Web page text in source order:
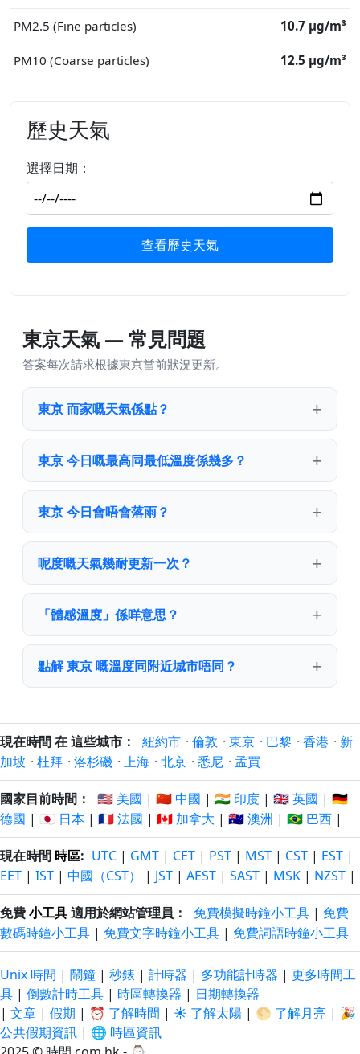
PM2.5 (Fine particles) 10.7 μg/m³
PM10 (Coarse particles) 12.5 μg/m³
歷史天氣
選擇日期：
查看歷史天氣
東京天氣 — 常見問題
答案每次請求根據東京當前狀況更新。
東京 而家嘅天氣係點？
東京 今日嘅最高同最低溫度係幾多？
東京 今日會唔會落雨？
呢度嘅天氣幾耐更新一次？
「體感溫度」係咩意思？
點解 東京 嘅溫度同附近城市唔同？
現在時間 在 這些城市： 紐約市 · 倫敦 · 東京 · 巴黎 · 香港 · 新
加坡 · 杜拜 · 洛杉磯 · 上海 · 北京 · 悉尼 · 孟買
國家目前時間： 🇺🇸 美國 | 🇨🇳 中國 | 🇮🇳 印度 | 🇬🇧 英國 | 🇩🇪
德國 | 🇯🇵 日本 | 🇫🇷 法國 | 🇨🇦 加拿大 | 🇦🇺 澳洲 | 🇧🇷 巴西 |
現在時間 時區: UTC | GMT | CET | PST | MST | CST | EST |
EET | IST | 中國（CST） | JST | AEST | SAST | MSK | NZST |
免費小工具適用於網站管理員： 免費模擬時鐘小工具 | 免費
數碼時鐘小工具 | 免費文字時鐘小工具 | 免費詞語時鐘小工具
Unix 時間 | 鬧鐘 | 秒錶 | 計時器 | 多功能計時器 | 更多時間工
具 | 倒數計時工具 | 時區轉換器 | 日期轉換器
| 文章 | 假期 | ⏰ 了解時間 | ☀️ 了解太陽 | 🌕 了解月亮 | 🎉
公共假期資訊 | 🌐 時區資訊